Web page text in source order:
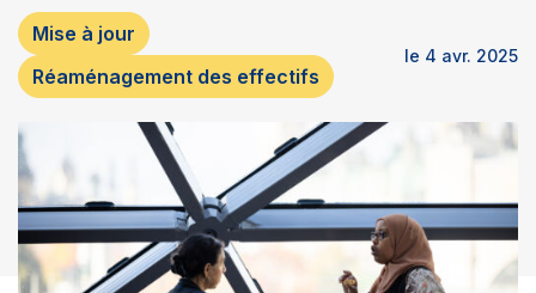
Mise à jour
Réaménagement des effectifs
le 4 avr. 2025